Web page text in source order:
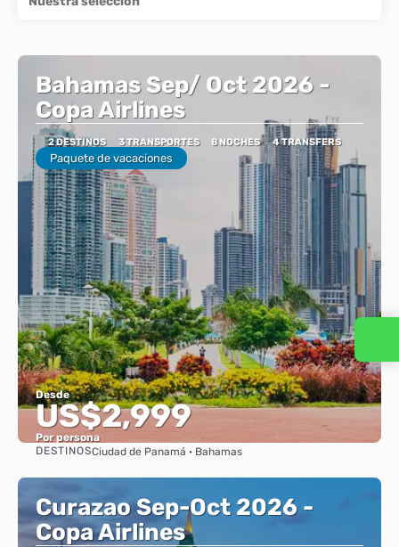
Bahamas Sep/ Oct 2026 -
Copa Airlines
2 DESTINOS 3 TRANSPORTES 8 NOCHES 4 TRANSFERS
Paquete de vacaciones
Desde
US$2,999
Por persona
Ver
DESTINOSCiudad de Panamá · Bahamas
Curazao Sep-Oct 2026 -
Copa Airlines